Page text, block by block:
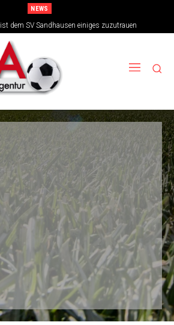
NEWS
SV Sandhausen einiges zuzutrauen
sehen sich für den Tanz auf drei Hochzeiten gut
aufgestellt